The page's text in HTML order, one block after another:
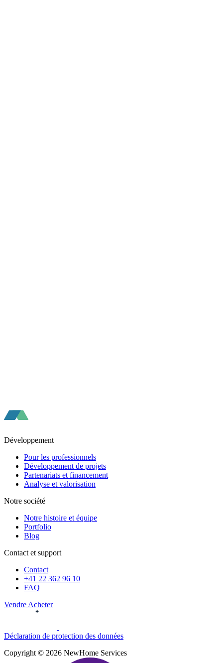
Développement
Pour les professionnels
Développement de projets
Partenariats et financement
Analyse et valorisation
Notre société
Notre histoire et équipe
Portfolio
Blog
Contact et support
Contact
+41 22 362 96 10
FAQ
VendreAcheter
Déclaration de protection des données
Copyright © 2026 NewHome Services